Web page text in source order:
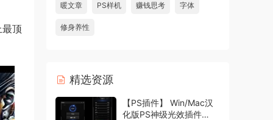
顶
暖文章 PS样机 赚钱思考 字体
修身养性
精选资源
【PS插件】 Win/Mac汉
化版PS神级光效插件